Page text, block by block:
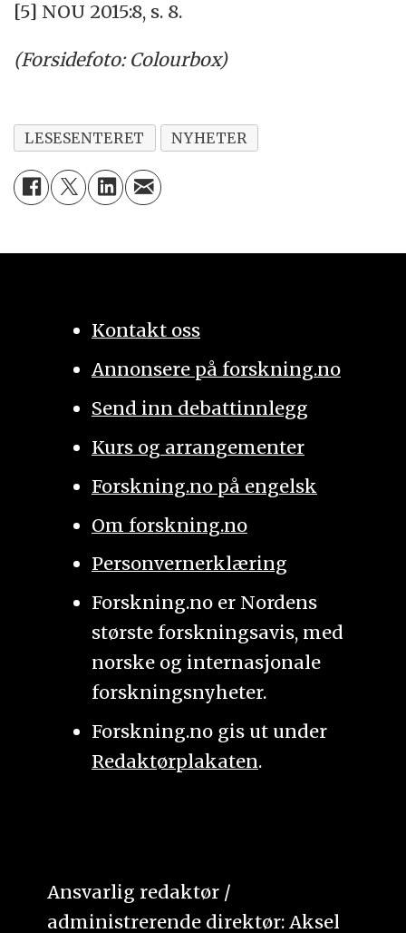
[5] NOU 2015:8, s. 8.
(Forsidefoto: Colourbox)
LESESENTERET NYHETER
Kontakt oss
Annonsere på forskning.no
Send inn debattinnlegg
Kurs og arrangementer
Forskning.no på engelsk
Om forskning.no
Personvernerklæring
Forskning.no er Nordens
største forskningsavis, med
norske og internasjonale
forskningsnyheter.
Forskning.no gis ut under
Redaktørplakaten.
Ansvarlig redaktør /
administrerende direktør: Aksel